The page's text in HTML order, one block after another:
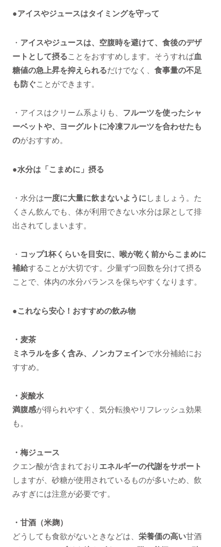
●アイスやジュースはタイミングを守って
・ アイスやジュースは、空腹時を避けて、食後のデザ
ートとして摂ることをおすすめします。そうすれば血
糖値の急上昇を抑えられるだけでなく、 食事量の不足
も防ぐことができます。
・アイスはクリーム系よりも、 フルーツを使ったシャ
ーベットや、ヨーグルトに冷凍フルーツを合わせたも
のがおすすめ。
●水分は「こまめに」摂る
・水分は一度に大量に飲まないように しましょう。た
くさん飲んでも、体が利用できない水分は尿として排
出されてしまいます。
・ コップ1杯くらいを目安に、喉が乾く前からこまめに
補給することが大切です。少量ずつ回数を分けて摂る
ことで、体内の水分バランスを保ちやすくなります。
●これなら安心！おすすめの飲み物
・麦茶
ミネラルを多く含み、ノンカフェインで水分補給にお
すすめ。
・炭酸水
満腹感が得られやすく、気分転換やリフレッシュ効果
も。
・梅ジュース
クエン酸が含まれており エネルギーの代謝をサポート
しますが、砂糖が使用されているものが多いため、飲
みすぎには注意が必要です。
・甘酒（米麹）
どうしても食欲がないときなどは、 栄養価の高い甘酒